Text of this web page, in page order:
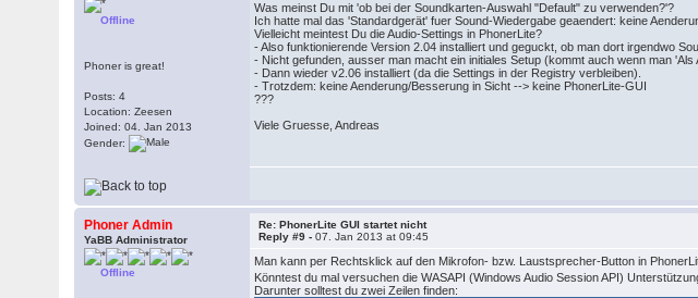
Offline
Phoner is great!
Posts: 4
Location: Zeesen
Joined: 04. Jan 2013
Gender:
Was meinst Du mit 'ob bei der Soundkarten-Auswahl "Default" zu verwenden?'?
Ich hatte mal das 'Standardgerät' fuer Sound-Wiedergabe geaendert: keine
Vielleicht meintest Du die Audio-Settings in PhonerLite?
- Also funktionierende Version 2.04 installiert und geguckt, ob man dort irgendwo
- Nicht gefunden, ausser man macht ein initiales Setup (kommt auch wenn man 'Als
- Dann wieder v2.06 installiert (da die Settings in der Registry verbleiben).
- Trotzdem: keine Aenderung/Besserung in Sicht --> keine PhonerLite-GUI
???
Viele Gruesse, Andreas
Phoner Admin
YaBB Administrator
Offline
Re: PhonerLite GUI startet nicht
Reply #9 -07. Jan 2013 at 09:45
Man kann per Rechtsklick auf den Mikrofon- bzw. Laustsprecher-Button in
Könntest du mal versuchen die WASAPI (Windows Audio Session API)
Darunter solltest du zwei Zeilen finden: